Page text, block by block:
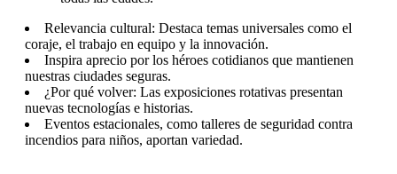
Relevancia cultural: Destaca temas universales como el
coraje, el trabajo en equipo y la innovación.
Inspira aprecio por los héroes cotidianos que mantienen
nuestras ciudades seguras.
¿Por qué volver: Las exposiciones rotativas presentan
nuevas tecnologías e historias.
Eventos estacionales, como talleres de seguridad contra
incendios para niños, aportan variedad.